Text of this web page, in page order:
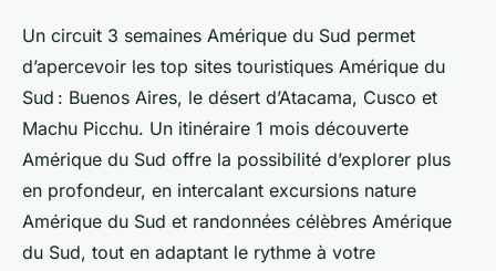
Un circuit 3 semaines Amérique du Sud permet
d’apercevoir les top sites touristiques Amérique du
Sud : Buenos Aires, le désert d’Atacama, Cusco et
Machu Picchu. Un itinéraire 1 mois découverte
Amérique du Sud offre la possibilité d’explorer plus
en profondeur, en intercalant excursions nature
Amérique du Sud et randonnées célèbres Amérique
du Sud, tout en adaptant le rythme à votre